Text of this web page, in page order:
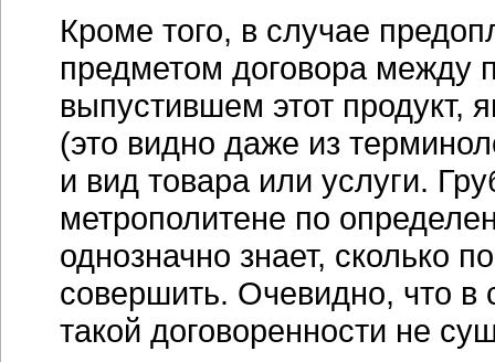
Кроме того, в случае
предметом договора между
выпустившем этот продукт,
(это видно даже из
и вид товара или услуги.
метрополитене по
однозначно знает, сколько
совершить. Очевидно, что в
такой договоренности не